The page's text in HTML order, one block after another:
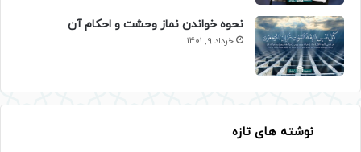
نحوه خواندن نماز وحشت و احکام آن
خرداد 9, 1401
نوشته های تازه